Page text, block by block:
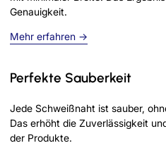
Genauigkeit.
Mehr erfahren →
Perfekte Sauberkeit
Jede Schweißnaht ist sauber,
Das erhöht die Zuverlässigkeit
der Produkte.